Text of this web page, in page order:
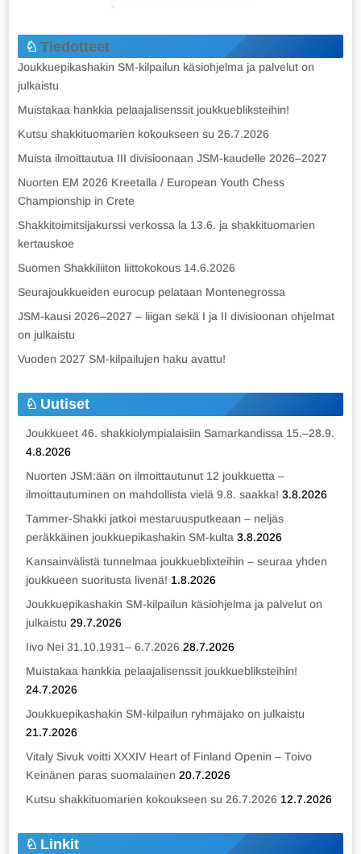
Tiedotteet
Joukkuepikashakin SM-kilpailun käsiohjelma ja palvelut on
julkaistu
Muistakaa hankkia pelaajalisenssit joukkuebliksteihin!
Kutsu shakkituomarien kokoukseen su 26.7.2026
Muista ilmoittautua III divisioonaan JSM-kaudelle 2026–2027
Nuorten EM 2026 Kreetalla / European Youth Chess
Championship in Crete
Shakkitoimitsijakurssi verkossa la 13.6. ja shakkituomarien
kertauskoe
Suomen Shakkiliiton liittokokous 14.6.2026
Seurajoukkueiden eurocup pelataan Montenegrossa
JSM-kausi 2026–2027 – liigan sekä I ja II divisioonan ohjelmat
on julkaistu
Vuoden 2027 SM-kilpailujen haku avattu!
Uutiset
Joukkueet 46. shakkiolympialaisiin Samarkandissa 15.–28.9.
4.8.2026
Nuorten JSM:ään on ilmoittautunut 12 joukkuetta –
ilmoittautuminen on mahdollista vielä 9.8. saakka! 3.8.2026
Tammer-Shakki jatkoi mestaruusputkeaan – neljäs
peräkkäinen joukkuepikashakin SM-kulta 3.8.2026
Kansainvälistä tunnelmaa joukkueblixteihin – seuraa yhden
joukkueen suoritusta livenä! 1.8.2026
Joukkuepikashakin SM-kilpailun käsiohjelma ja palvelut on
julkaistu 29.7.2026
Iivo Nei 31.10.1931– 6.7.2026 28.7.2026
Muistakaa hankkia pelaajalisenssit joukkuebliksteihin!
24.7.2026
Joukkuepikashakin SM-kilpailun ryhmäjako on julkaistu
21.7.2026
Vitaly Sivuk voitti XXXIV Heart of Finland Openin – Toivo
Keinänen paras suomalainen 20.7.2026
Kutsu shakkituomarien kokoukseen su 26.7.2026 12.7.2026
Linkit